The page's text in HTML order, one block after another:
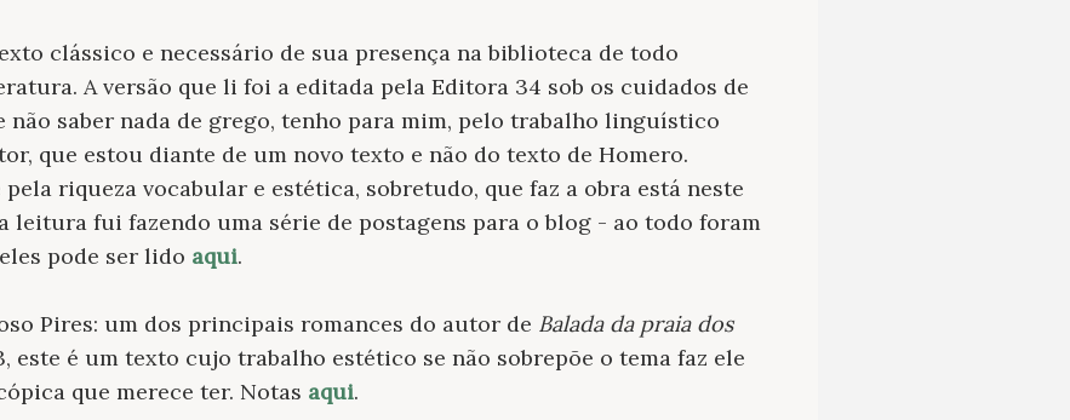
clássico e necessário de sua presença na biblioteca de todo
A versão que li foi a editada pela Editora 34 sob os cuidados de
não saber nada de grego, tenho para mim, pelo trabalho linguístico
que estou diante de um novo texto e não do texto de Homero.
riqueza vocabular e estética, sobretudo, que faz a obra está neste
leitura fui fazendo uma série de postagens para o blog - ao todo foram
pode ser lido aqui.
Pires: um dos principais romances do autor de Balada da praia dos
este é um texto cujo trabalho estético se não sobrepõe o tema faz ele
que merece ter. Notas aqui.